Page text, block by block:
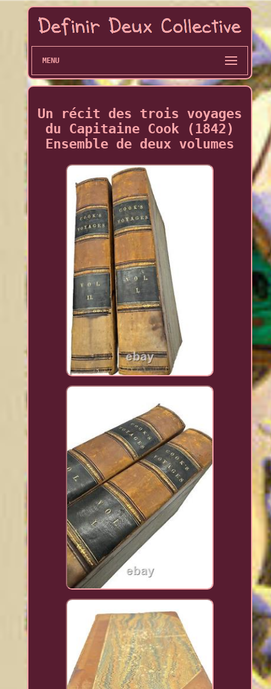
MENU
Un récit des trois voyages
du Capitaine Cook (1842)
Ensemble de deux volumes